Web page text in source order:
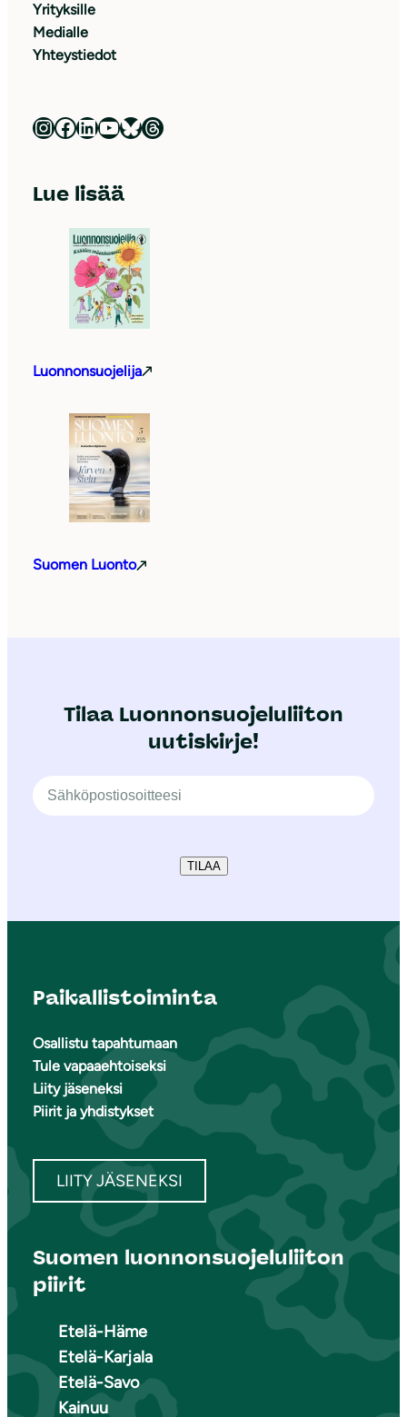
Yrityksille
Medialle
Yhteystiedot
Luonnonsuojeluliitto Instagramissa Luonnonsuojeluliitto Facebookissa Luonnonsuojeluliitto LinkedInissä Luonnonsuojeluliiton YouTube-kanava Luonnonsuojeluliitto Blueskyssa Luonnonsuojeluliitto Threadsissa
Lue lisää
Luonnonsuojelija
Suomen Luonto
Tilaa Luonnonsuojeluliiton
uutiskirje!
TILAA
Paikallistoiminta
Osallistu tapahtumaan
Tule vapaaehtoiseksi
Liity jäseneksi
Piirit ja yhdistykset
LIITY JÄSENEKSI
Suomen luonnonsuojeluliiton
piirit
Etelä-Häme
Etelä-Karjala
Etelä-Savo
Kainuu